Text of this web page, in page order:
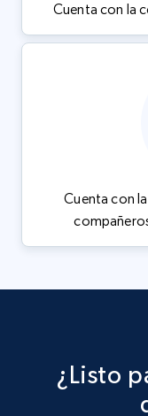
Cuenta con la
Cuenta con
¿Listo